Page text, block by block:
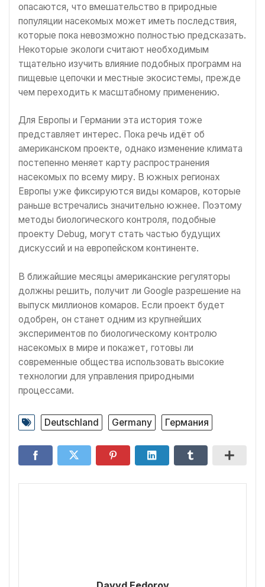
опасаются, что вмешательство в природные
популяции насекомых может иметь последствия,
которые пока невозможно полностью предсказать.
Некоторые экологи считают необходимым
тщательно изучить влияние подобных программ на
пищевые цепочки и местные экосистемы, прежде
чем переходить к масштабному применению.
Для Европы и Германии эта история тоже
представляет интерес. Пока речь идёт об
американском проекте, однако изменение климата
постепенно меняет карту распространения
насекомых по всему миру. В южных регионах
Европы уже фиксируются виды комаров, которые
раньше встречались значительно южнее. Поэтому
методы биологического контроля, подобные
проекту Debug, могут стать частью будущих
дискуссий и на европейском континенте.
В ближайшие месяцы американские регуляторы
должны решить, получит ли Google разрешение на
выпуск миллионов комаров. Если проект будет
одобрен, он станет одним из крупнейших
экспериментов по биологическому контролю
насекомых в мире и покажет, готовы ли
современные общества использовать высокие
технологии для управления природными
процессами.
Deutschland Germany Германия